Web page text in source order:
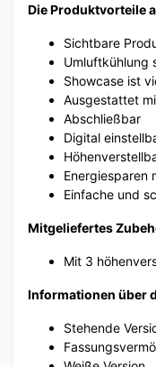
Die Produktvorteile
Sichtbare
Umluftkühlung
Showcase ist
Ausgestattet
Abschließbar
Digital
Energiesparen
Einfache und
Mitgeliefertes
Mit 3
Informationen über
Stehende